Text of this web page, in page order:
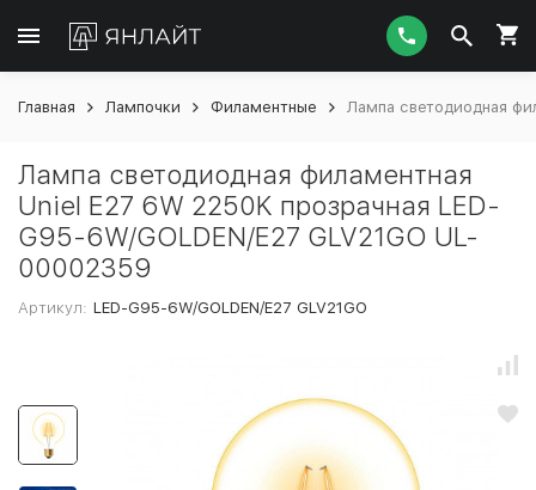
Главная Лампочки Филаментные Лампа светодиодная
Лампа светодиодная филаментная
Uniel E27 6W 2250K прозрачная LED-
G95-6W/GOLDEN/E27 GLV21GO UL-
00002359
Артикул: LED-G95-6W/GOLDEN/E27 GLV21GO